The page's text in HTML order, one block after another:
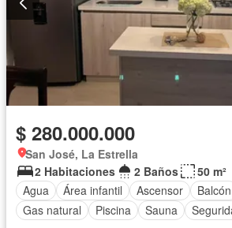
$ 280.000.000
San José, La Estrella
2 Habitaciones
2 Baños
50 m²
Agua
Área infantil Ascensor Balcón
Gas natural
Piscina Sauna